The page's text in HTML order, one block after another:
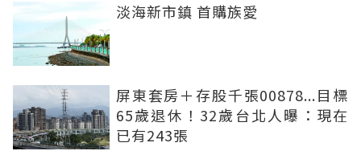
淡海新市鎮 首購族愛
屏東套房＋存股千張00878...目標
65歲退休！32歲台北人曝：現在
已有243張